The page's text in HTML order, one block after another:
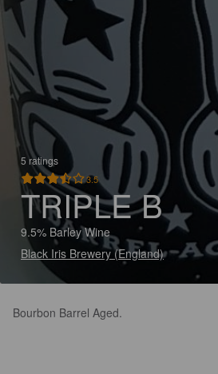
5 ratings
3.5
TRIPLE B
9.5% Barley Wine
Black Iris Brewery (England)
Bourbon Barrel Aged.